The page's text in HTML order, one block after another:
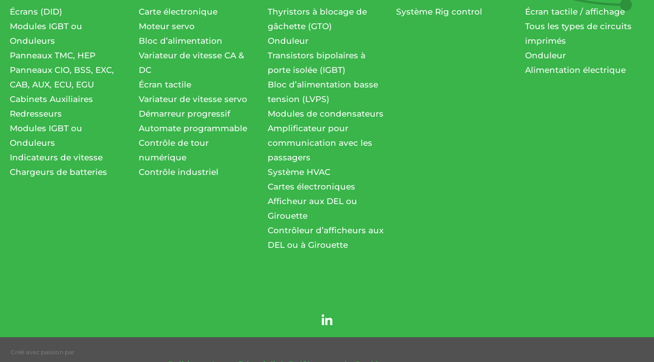
Écrans (DID)
Modules IGBT ou
Onduleurs
Panneaux TMC, HEP
Panneaux CIO, BSS, EXC,
CAB, AUX, ECU, EGU
Cabinets Auxiliaires
Redresseurs
Modules IGBT ou
Onduleurs
Indicateurs de vitesse
Chargeurs de batteries
Carte électronique
Moteur servo
Bloc d’alimentation
Variateur de vitesse CA &
DC
Écran tactile
Variateur de vitesse servo
Démarreur progressif
Automate programmable
Contrôle de tour
numérique
Contrôle industriel
Thyristors à blocage de
gâchette (GTO)
Onduleur
Transistors bipolaires à
porte isolée (IGBT)
Bloc d’alimentation basse
tension (LVPS)
Modules de condensateurs
Amplificateur pour
communication avec les
passagers
Système HVAC
Cartes électroniques
Afficheur aux DEL ou
Girouette
Contrôleur d’afficheurs aux
DEL ou à Girouette
Système Rig control
Écran tactile / affichage
Tous les types de circuits
imprimés
Onduleur
Alimentation électrique
Créé avec passion par